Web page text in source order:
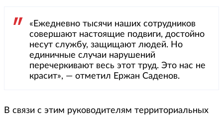
«Ежедневно тысячи наших сотрудников
совершают настоящие подвиги, достойно
несут службу, защищают людей. Но
единичные случаи нарушений
перечеркивают весь этот труд. Это нас не
красит», — отметил Ержан Саденов.
В связи с этим руководителям территориальных